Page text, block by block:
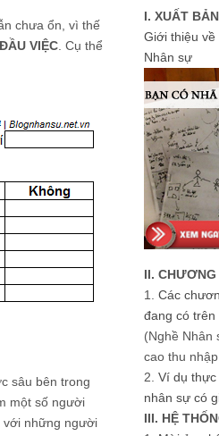
chưa ổn, vì thế
VIỆC. Cụ thể
sâu bên trong
một số người
với những người
I. XUẤT
Giới thiệu về
Nhân sự
II.
1. Các
đang có
(Nghề Nhân
cao thu
2. Ví dụ thực
nhân sự có
III. HỆ